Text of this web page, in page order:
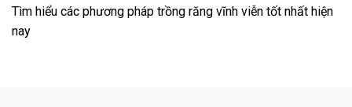
Tìm hiểu các phương pháp trồng răng vĩnh viễn tốt nhất hiện
nay